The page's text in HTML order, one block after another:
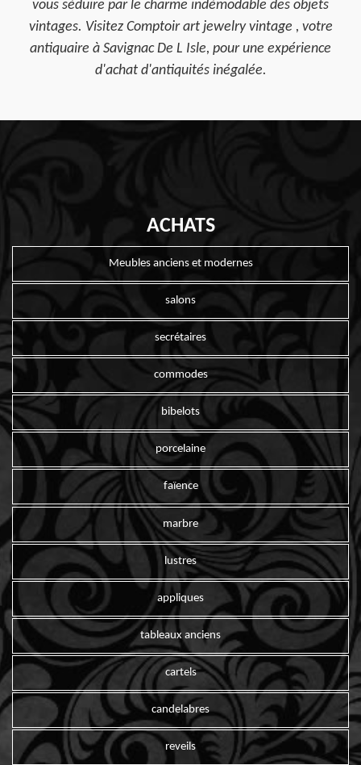
vous séduire par le charme indémodable des objets
vintages. Visitez Comptoir art jewelry vintage , votre
antiquaire à Savignac De L Isle, pour une expérience
d'achat d'antiquités inégalée.
ACHATS
Meubles anciens et modernes
salons
secrétaires
commodes
bibelots
porcelaine
faïence
marbre
lustres
appliques
tableaux anciens
cartels
candelabres
reveils